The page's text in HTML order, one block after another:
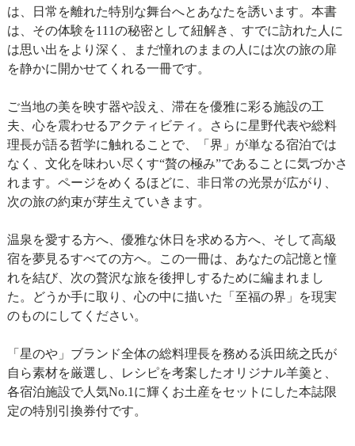
は、日常を離れた特別な舞台へとあなたを誘います。本書
は、その体験を111の秘密として紐解き、すでに訪れた人に
は思い出をより深く、まだ憧れのままの人には次の旅の扉
を静かに開かせてくれる一冊です。
ご当地の美を映す器や設え、滞在を優雅に彩る施設の工
夫、心を震わせるアクティビティ。さらに星野代表や総料
理長が語る哲学に触れることで、「界」が単なる宿泊では
なく、文化を味わい尽くす“贅の極み”であることに気づかさ
れます。ページをめくるほどに、非日常の光景が広がり、
次の旅の約束が芽生えていきます。
温泉を愛する方へ、優雅な休日を求める方へ、そして高級
宿を夢見るすべての方へ。この一冊は、あなたの記憶と憧
れを結び、次の贅沢な旅を後押しするために編まれまし
た。どうか手に取り、心の中に描いた「至福の界」を現実
のものにしてください。
「星のや」ブランド全体の総料理長を務める浜田統之氏が
自ら素材を厳選し、レシピを考案したオリジナル羊羹と、
各宿泊施設で人気No.1に輝くお土産をセットにした本誌限
定の特別引換券付です。